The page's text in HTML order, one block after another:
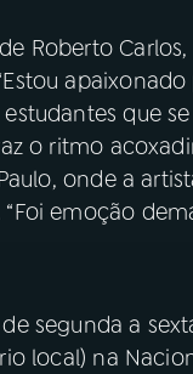
Roberto
que
o ritmo
onde a
emoção
segunda a
local) na